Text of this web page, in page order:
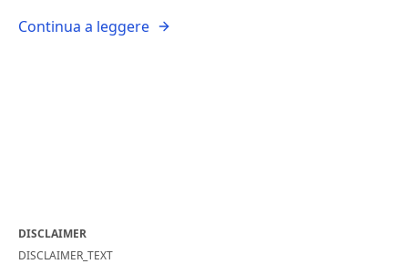
Continua a leggere
DISCLAIMER
DISCLAIMER_TEXT